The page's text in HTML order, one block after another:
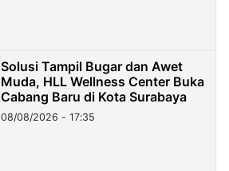
Solusi Tampil Bugar dan Awet
Muda, HLL Wellness Center Buka
Cabang Baru di Kota Surabaya
08/08/2026 - 17:35